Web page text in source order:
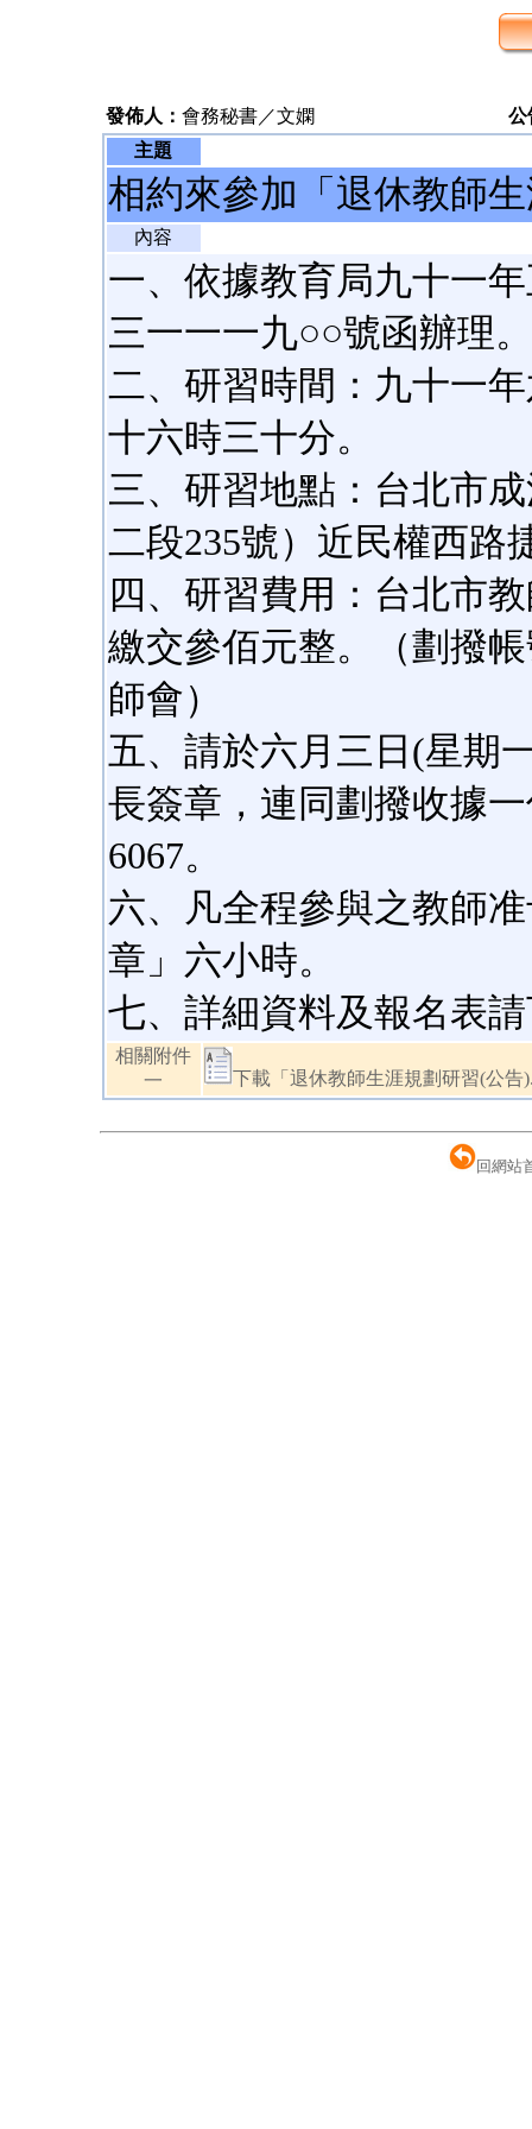
發佈人： 會務秘書／文嫻
公
主題
相約來參加「退休教師
內容
一、依據教育局九十一
三一一一九○○號函辦理。
二、研習時間：九十一
十六時三十分。
三、研習地點：台北市
二段235號）近民權西路
四、研習費用：台北市
繳交參佰元整。（劃撥
師會）
五、請於六月三日(星期
長簽章，連同劃撥收據
6067。
六、凡全程參與之教師
章」六小時。
七、詳細資料及報名表
相關附件
一
下載「退休教師生涯規劃研習(公告
回網站